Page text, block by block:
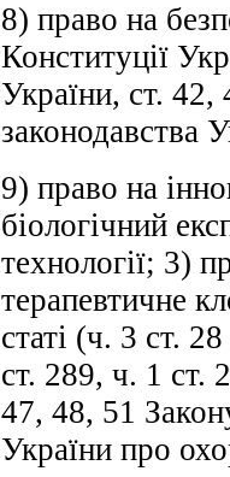
8) право на
Конституції
України, ст.
законодавства
9) право на
біологічний
технології; 3)
терапевтичне
статі (ч. 3 ст.
ст. 289, ч. 1 ст.
47, 48, 51
України про